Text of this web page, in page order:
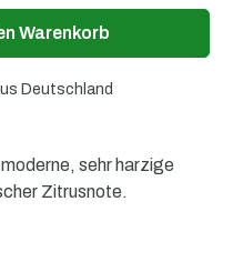
Schaltflächen um die Anzahl zu
Warenkorb
Deutschland
sehr harzige
Zitrusnote.